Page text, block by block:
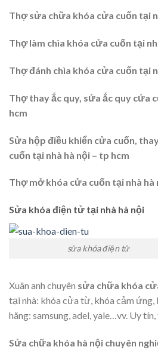
Thợ sửa chữa khóa cửa cuốn tại
Thợ làm chìa khóa cửa cuốn tại
Thợ đánh chìa khóa cửa cuốn tại
Thợ thay ắc quy, sửa ắc quy cửa
hcm
Sửa hộp điều khiển cửa cuốn,
cuốn tại nhà hà nội – tp hcm
Thợ mở khóa cửa cuốn tại nhà hà
Sửa khóa điện tử tại nhà hà nội
sửa khóa điện tử
Xuân anh chuyên sửa chữa khóa
tại nhà: khóa cửa từ, khóa cảm ứng,
hãng: samsung, adel, yale…vv. Uy
Sửa chữa khóa hà nội chuyên